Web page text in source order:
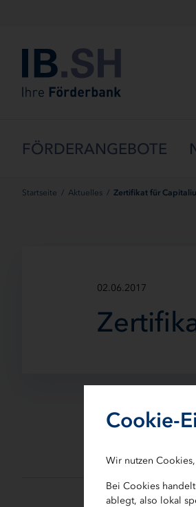
Cookie-
Wir nutzen
Bei Cookies
ablegt, also lokal
FÖRDERANGEBOTE
Startseite / Aktuelles / Zertifikat für
02.06.2017
IB.SH